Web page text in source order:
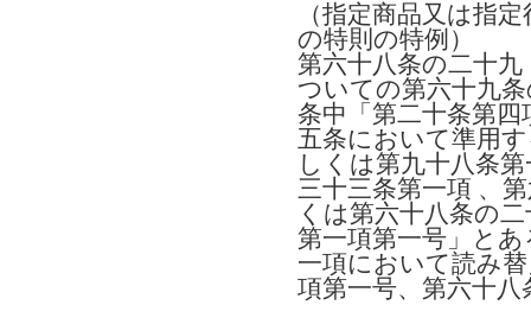
（指定商品又は指
の特則の特例）
第六十八条の二十
ついての第六十九
条中「第二十条第
五条において準用
しくは第九十八条
三十三条第一項 、
くは第六十八条の
第一項第一号」と
一項において読み
項第一号、第六十